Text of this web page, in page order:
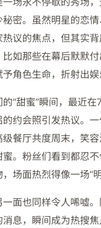
秘密。虽然明星的恋
议的焦点，但其实
如那些在幕后默默付
角色生命，折射出娱
“甜蜜”瞬间，最近在
的约会照引发热议。
级餐厅共度周末，笑
。粉丝们看到都忍不
场面热烈得像一场“
面也同样令人唏嘘
消息，瞬间成为热搜